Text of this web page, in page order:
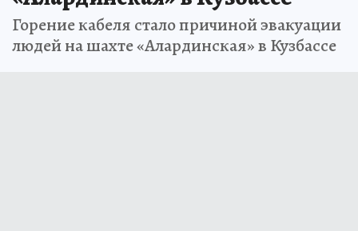
Горение кабеля стало причиной эвакуации
людей на шахте «Алардинская» в Кузбассе